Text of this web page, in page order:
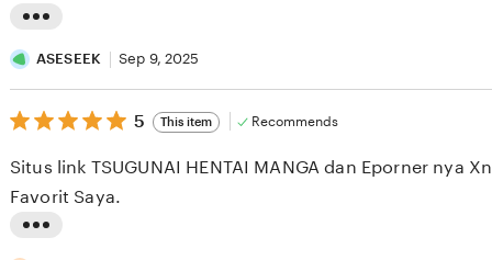
stars
i
s
t
n
g
ASESEEK Sep 9, 2025
5
out
5
stars
5 This item Recommends
Situs link TSUGUNAI HENTAI MANGA dan Eporner nya
Favorit Saya.